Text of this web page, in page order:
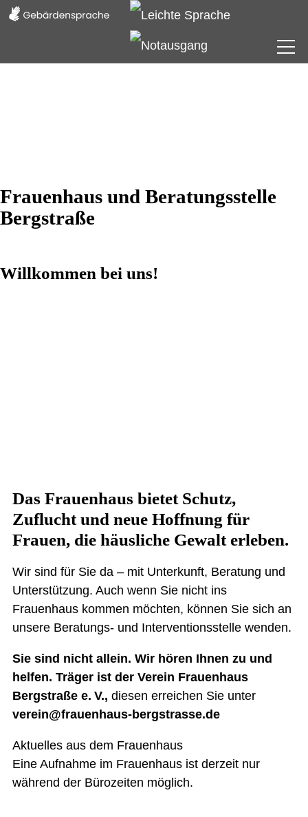
Informationen
Frauenhaus und Beratungsstelle
Bergstraße
Willkommen bei uns!
Das Frauenhaus bietet Schutz,
Zuflucht und neue Hoffnung für
Frauen, die häusliche Gewalt erleben.
Wir sind für Sie da – mit Unterkunft, Beratung und
Unterstützung. Auch wenn Sie nicht ins
Frauenhaus kommen möchten, können Sie sich an
unsere Beratungs- und Interventionsstelle wenden.
Sie sind nicht allein. Wir hören Ihnen zu und
helfen. Träger ist der Verein Frauenhaus
Bergstraße e. V., diesen erreichen Sie unter
verein@frauenhaus-bergstrasse.de
Aktuelles aus dem Frauenhaus
Eine Aufnahme im Frauenhaus ist derzeit nur
während der Bürozeiten möglich.